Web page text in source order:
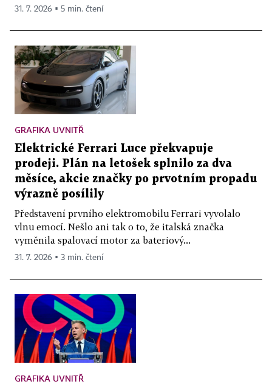
31. 7. 2026 ▪ 5 min. čtení
GRAFIKA UVNITŘ
Elektrické Ferrari Luce překvapuje
prodeji. Plán na letošek splnilo za dva
měsíce, akcie značky po prvotním propadu
výrazně posílily
Představení prvního elektromobilu Ferrari vyvolalo
vlnu emocí. Nešlo ani tak o to, že italská značka
vyměnila spalovací motor za bateriový...
31. 7. 2026 ▪ 3 min. čtení
GRAFIKA UVNITŘ